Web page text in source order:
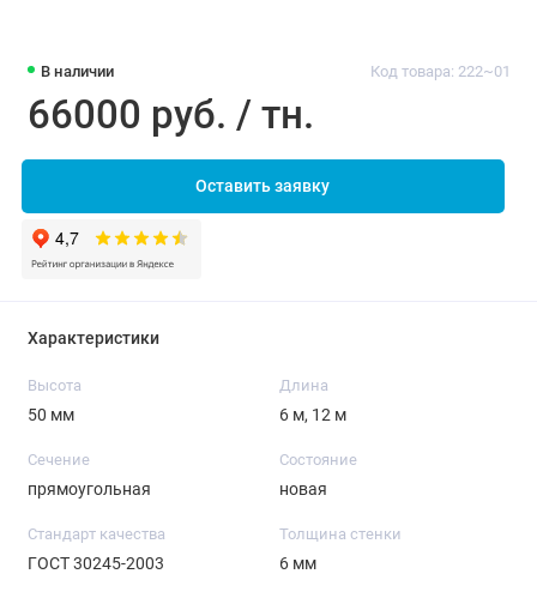
В наличии Код товара: 222~01
66000 руб. / тн.
Оставить заявку
Характеристики
Высота
50 мм
Длина
6 м, 12 м
Сечение
прямоугольная
Состояние
новая
Стандарт качества
ГОСТ 30245-2003
Толщина стенки
6 мм